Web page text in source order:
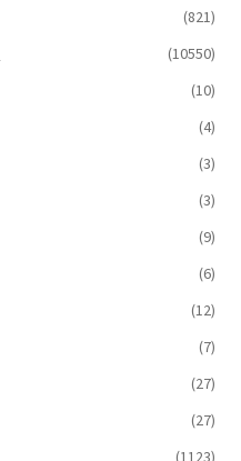
(821)
(10550)
(10)
(4)
(3)
(3)
(9)
(6)
(12)
(7)
(27)
(27)
(1123)